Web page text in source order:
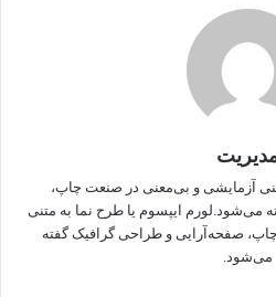
آزمایشی و بی‌معنی در صنعت چاپ،
می‌شود.لورم ایپسوم یا طرح‌ نما به متنی
صفحه‌آرایی و طراحی گرافیک گفته
می‌شود.